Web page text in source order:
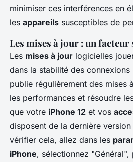
minimiser ces interférences en
les appareils susceptibles de
Les mises à jour : un facteur
Les mises à jour logicielles
dans la stabilité des connexions
publie régulièrement des mises
les performances et résoudre
que votre iPhone 12 et vos
disposent de la dernière version
vérifier cela, allez dans les
iPhone, sélectionnez